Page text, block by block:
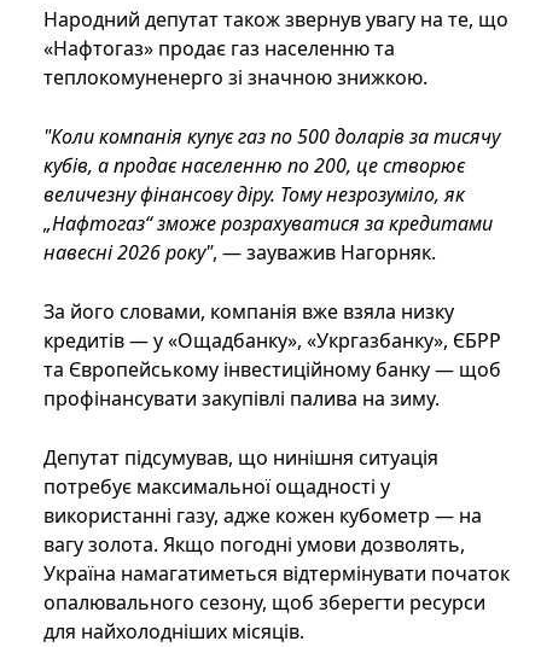
Народний депутат також звернув увагу на те, що
«Нафтогаз» продає газ населенню та
теплокомуненерго зі значною знижкою.
"Коли компанія купує газ по 500 доларів за тисячу
кубів, а продає населенню по 200, це створює
величезну фінансову діру. Тому незрозуміло, як
„Нафтогаз“ зможе розрахуватися за кредитами
навесні 2026 року", — зауважив Нагорняк.
За його словами, компанія вже взяла низку
кредитів — у «Ощадбанку», «Укргазбанку», ЄБРР
та Європейському інвестиційному банку — щоб
профінансувати закупівлі палива на зиму.
Депутат підсумував, що нинішня ситуація
потребує максимальної ощадності у
використанні газу, адже кожен кубометр — на
вагу золота. Якщо погодні умови дозволять,
Україна намагатиметься відтермінувати початок
опалювального сезону, щоб зберегти ресурси
для найхолодніших місяців.